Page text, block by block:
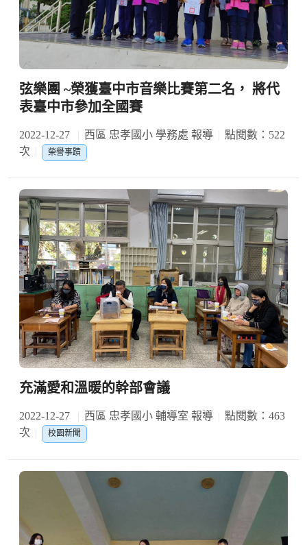
弦樂團 ~榮獲臺中市音樂比賽第二名， 將代
表臺中市參加全國賽
2022-12-27 西區 忠孝國小 學務處 報導
點閱數：522
次
榮譽事蹟
充滿愛和溫暖的幹部會議
2022-12-27 西區 忠孝國小 輔導室 報導
點閱數：463
次
校園新聞